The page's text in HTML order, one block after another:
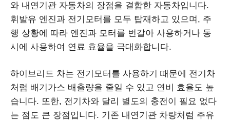
와 내연기관 자동차의 장점을 결합한 자동차입니다.
휘발유 엔진과 전기모터를 모두 탑재하고 있으며, 주
행 상황에 따라 엔진과 모터를 번갈아 사용하거나 동
시에 사용하여 연료 효율을 극대화합니다.
하이브리드 차는 전기모터를 사용하기 때문에 전기차
처럼 배기가스 배출량을 줄일 수 있고 연비 효율도 높
습니다. 또한, 전기차와 달리 별도의 충전이 필요 없다
는 점도 큰 장점입니다. 기존 내연기관 차량처럼 주유